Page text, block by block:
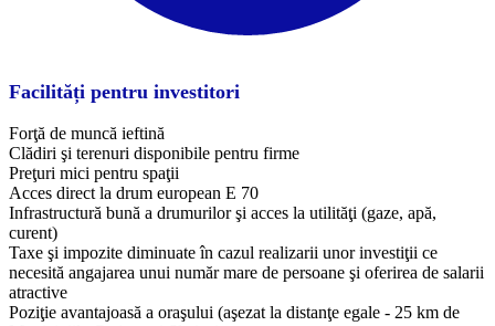
Facilități pentru investitori
Forţă de muncă ieftină
Clădiri şi terenuri disponibile pentru firme
Preţuri mici pentru spaţii
Acces direct la drum european E 70
Infrastructură bună a drumurilor şi acces la utilităţi (gaze, apă,
curent)
Taxe şi impozite diminuate în cazul realizarii unor investiţii ce
necesită angajarea unui număr mare de persoane şi oferirea de salarii
atractive
Poziţie avantajoasă a oraşului (aşezat la distanţe egale - 25 km de